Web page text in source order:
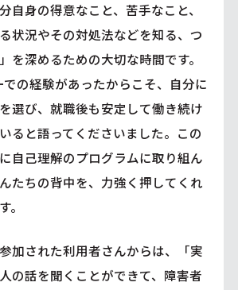
自身の得意なこと、苦手なこと、
状況やその対処法などを知る、つ
を深めるための大切な時間です。
での経験があったからこそ、自分に
選び、就職後も安定して働き続け
ると語ってくださいました。この
自己理解のプログラムに取り組ん
たちの背中を、力強く押してくれ
。
加された利用者さんからは、「実
の話を聞くことができて、障害者